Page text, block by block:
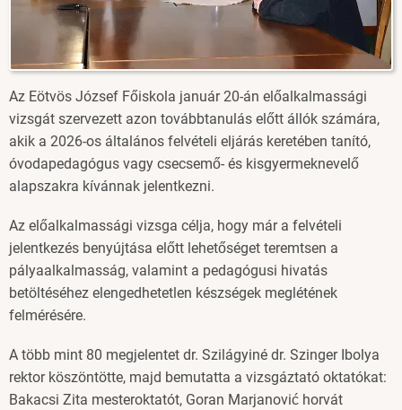
Az Eötvös József Főiskola január 20-án előalkalmassági
vizsgát szervezett azon továbbtanulás előtt állók számára,
akik a 2026-os általános felvételi eljárás keretében tanító,
óvodapedagógus vagy csecsemő- és kisgyermeknevelő
alapszakra kívánnak jelentkezni.
Az előalkalmassági vizsga célja, hogy már a felvételi
jelentkezés benyújtása előtt lehetőséget teremtsen a
pályaalkalmasság, valamint a pedagógusi hivatás
betöltéséhez elengedhetetlen készségek meglétének
felmérésére.
A több mint 80 megjelentet dr. Szilágyiné dr. Szinger Ibolya
rektor köszöntötte, majd bemutatta a vizsgáztató oktatókat:
Bakacsi Zita mesteroktatót, Goran Marjanović horvát